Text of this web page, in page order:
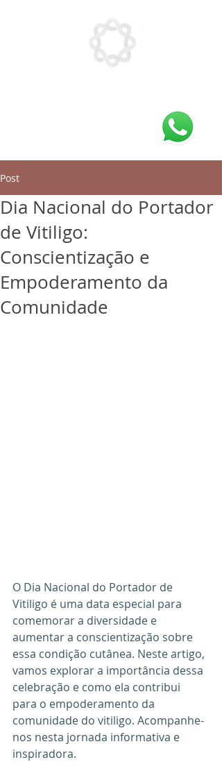
Post
Dia Nacional do Portador
de Vitiligo:
Conscientização e
Empoderamento da
Comunidade
O Dia Nacional do Portador de
Vitiligo é uma data especial para
comemorar a diversidade e
aumentar a conscientização sobre
essa condição cutânea. Neste artigo,
vamos explorar a importância dessa
celebração e como ela contribui
para o empoderamento da
comunidade do vitiligo. Acompanhe-
nos nesta jornada informativa e
inspiradora.